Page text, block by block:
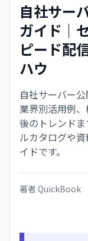
自社サー
ガイド｜
ピード配
ハウ
自社サーバー
業界別活用例
後のトレンド
ルカタログや
イドです。
著者QuickBook